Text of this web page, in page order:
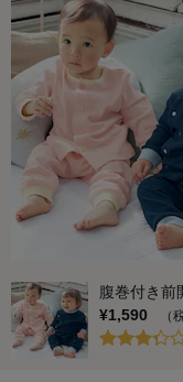
腹巻付き前
¥1,590
（